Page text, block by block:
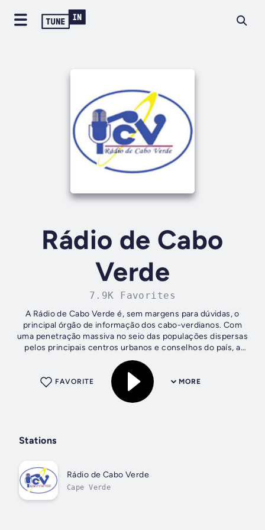
Rádio de Cabo
Verde
7.9K Favorites
A Rádio de Cabo Verde é, sem margens para dúvidas, o
principal órgão de informação dos cabo-verdianos. Com
uma penetração massiva no seio das populações dispersas
pelos principais centros urbanos e conselhos do país, a
história da actual RCV remota ao...
MORE
FAVORITE
Stations
Rádio de Cabo Verde
Cape Verde